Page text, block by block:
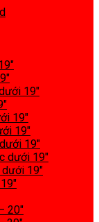
19″
19″
19″
19″
dưới 19″
19″
20″